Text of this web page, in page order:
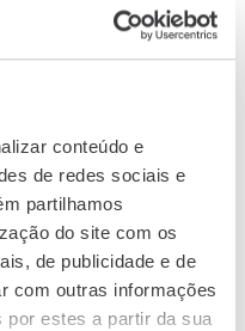
conteúdo e
de redes sociais e
partilhamos
do site com os
de publicidade e de
com outras informações
por estes a partir da sua